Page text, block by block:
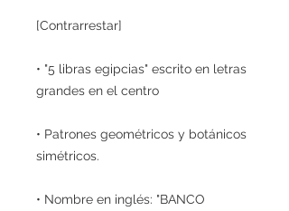
[Contrarrestar]
• "5 libras egipcias" escrito en letras
grandes en el centro
• Patrones geométricos y botánicos
simétricos.
• Nombre en inglés: "BANCO